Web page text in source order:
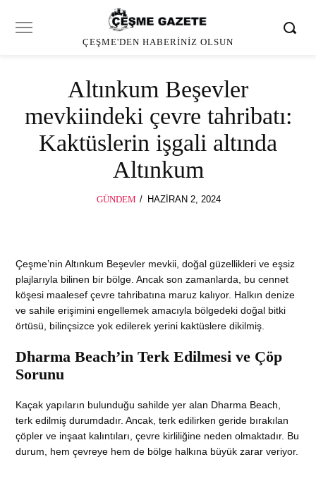
ÇEŞME'DEN HABERINIZ OLSUN
Altınkum Beşevler
mevkiindeki çevre tahribatı:
Kaktüslerin işgali altında
Altınkum
GÜNDEM
POSTED
HAZIRAN 2, 2024
Çeşme’nin Altınkum Beşevler mevkii, doğal güzellikleri ve eşsiz
plajlarıyla bilinen bir bölge. Ancak son zamanlarda, bu cennet
köşesi maalesef çevre tahribatına maruz kalıyor. Halkın denize
ve sahile erişimini engellemek amacıyla bölgedeki doğal bitki
örtüsü, bilinçsizce yok edilerek yerini kaktüslere dikilmiş.
Dharma Beach’in Terk Edilmesi ve Çöp
Sorunu
Kaçak yapıların bulunduğu sahilde yer alan Dharma Beach,
terk edilmiş durumdadır. Ancak, terk edilirken geride bırakılan
çöpler ve inşaat kalıntıları, çevre kirliliğine neden olmaktadır. Bu
durum, hem çevreye hem de bölge halkına büyük zarar veriyor.